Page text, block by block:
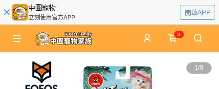
中圓寵物
立刻使用官方APP
開啟APP
0
1/9